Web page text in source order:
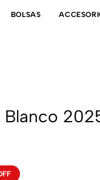
BOLSAS
Blanco